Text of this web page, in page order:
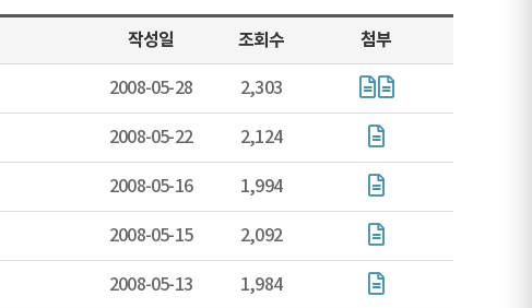
작성일 조회수 첨부
2008-05-28 2,303
2008-05-22 2,124
2008-05-16 1,994
2008-05-15 2,092
2008-05-13 1,984